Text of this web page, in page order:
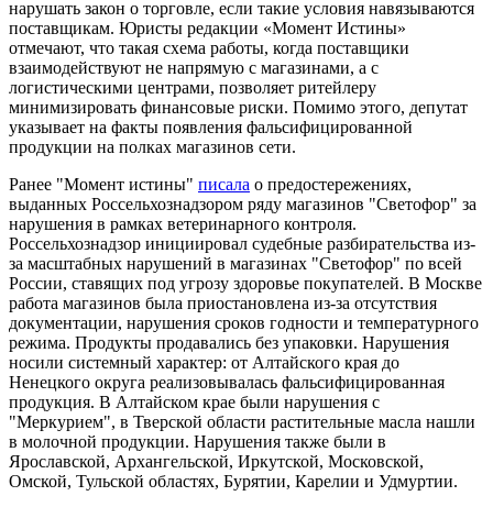
нарушать закон о торговле, если такие условия навязываются
поставщикам. Юристы редакции «Момент Истины»
отмечают, что такая схема работы, когда поставщики
взаимодействуют не напрямую с магазинами, а с
логистическими центрами, позволяет ритейлеру
минимизировать финансовые риски. Помимо этого, депутат
указывает на факты появления фальсифицированной
продукции на полках магазинов сети.
Ранее "Момент истины" писала о предостережениях,
выданных Россельхознадзором ряду магазинов "Светофор" за
нарушения в рамках ветеринарного контроля.
Россельхознадзор инициировал судебные разбирательства из-
за масштабных нарушений в магазинах "Светофор" по всей
России, ставящих под угрозу здоровье покупателей. В Москве
работа магазинов была приостановлена из-за отсутствия
документации, нарушения сроков годности и температурного
режима. Продукты продавались без упаковки. Нарушения
носили системный характер: от Алтайского края до
Ненецкого округа реализовывалась фальсифицированная
продукция. В Алтайском крае были нарушения с
"Меркурием", в Тверской области растительные масла нашли
в молочной продукции. Нарушения также были в
Ярославской, Архангельской, Иркутской, Московской,
Омской, Тульской областях, Бурятии, Карелии и Удмуртии.